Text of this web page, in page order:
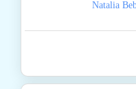
Natalia